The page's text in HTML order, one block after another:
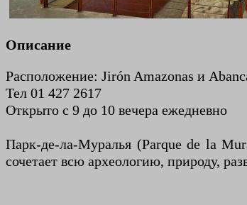
Описание
Расположение: Jirón Amazonas и
Тел 01 427 2617
Открыто с 9 до 10 вечера ежедневно
Парк-де-ла-Муралья (Parque de la
сочетает всю археологию, природу,